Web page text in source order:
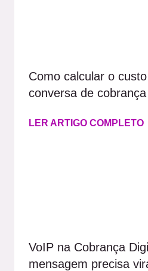
Como calcular o
conversa de
LER ARTIGO COMPLETO
VoIP na Cobrança
mensagem precisa